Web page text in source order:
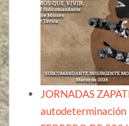
JORNADAS
autodeterminación